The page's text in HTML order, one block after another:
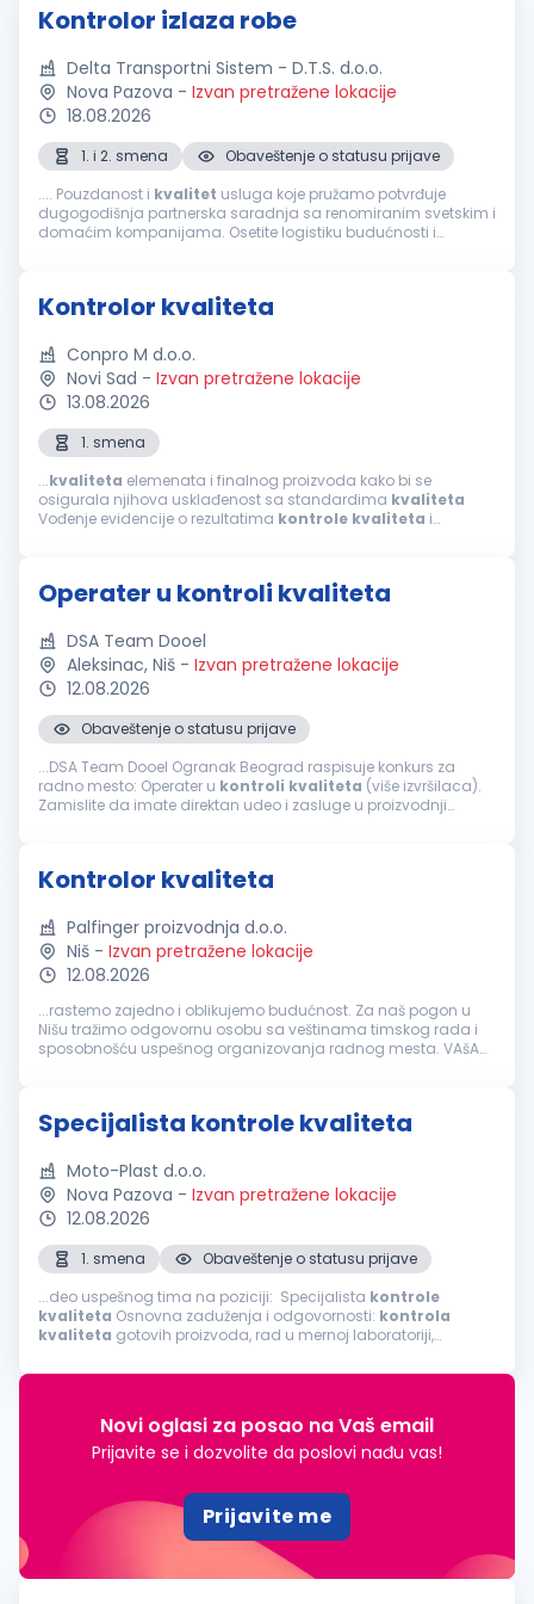
Kontrolor izlaza robe
Delta Transportni Sistem - D.T.S. d.o.o.
Nova Pazova - Izvan pretražene lokacije
18.08.2026
1. i 2. smena
Obaveštenje o statusu prijave
.... Pouzdanost i kvalitet usluga koje pružamo potvrđuje
dugogodišnja partnerska saradnja sa renomiranim svetskim i
domaćim kompanijama. Osetite logistiku budućnosti i
Kontrolor kvaliteta
Conpro M d.o.o.
Novi Sad - Izvan pretražene lokacije
13.08.2026
1. smena
...kvaliteta elemenata i finalnog proizvoda kako bi se
osigurala njihova usklađenost sa standardima kvaliteta
Vođenje evidencije o rezultatima kontrole kvaliteta i
Operater u kontroli kvaliteta
DSA Team Dooel
Aleksinac, Niš - Izvan pretražene lokacije
12.08.2026
Obaveštenje o statusu prijave
...DSA Team Dooel Ogranak Beograd raspisuje konkurs za
radno mesto: Operater u kontroli kvaliteta (više izvršilaca).
Zamislite da imate direktan udeo i zasluge u proizvodnji
Kontrolor kvaliteta
Palfinger proizvodnja d.o.o.
Niš - Izvan pretražene lokacije
12.08.2026
...rastemo zajedno i oblikujemo budućnost. Za naš pogon u
Nišu tražimo odgovornu osobu sa veštinama timskog rada i
sposobnošću uspešnog organizovanja radnog mesta. VAšA
Specijalista kontrole kvaliteta
Moto-Plast d.o.o.
Nova Pazova - Izvan pretražene lokacije
12.08.2026
1. smena
Obaveštenje o statusu prijave
...deo uspešnog tima na poziciji: Specijalista kontrole
kvaliteta Osnovna zaduženja i odgovornosti: kontrola
kvaliteta gotovih proizvoda, rad u mernoj laboratoriji,
vizuelnakontrola...
Novi oglasi za posao na Vaš email
Prijavite se i dozvolite da poslovi nađu vas!
Prijavite me